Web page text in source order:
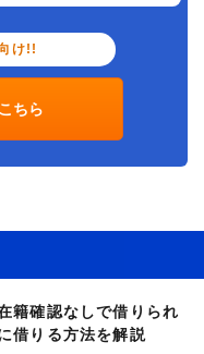
け!!
ちら
籍確認なしで借りられ
借りる方法を解説